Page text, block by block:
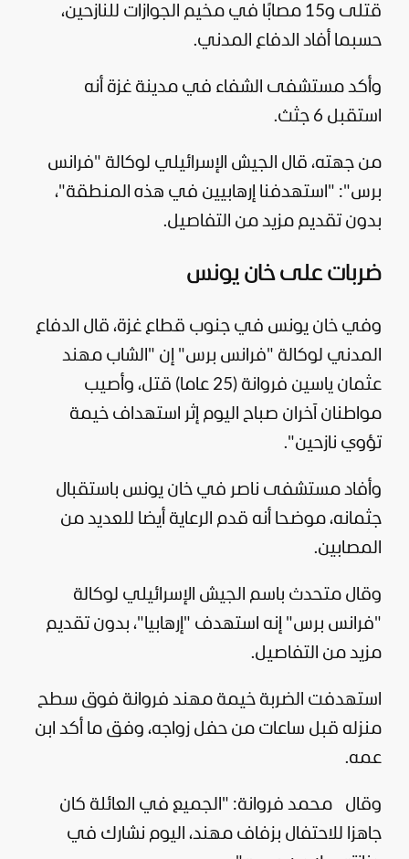
قتلى و15 مصابًا في مخيم الجوازات للنازحين،
حسبما أفاد الدفاع المدني.
وأكد مستشفى الشفاء في مدينة غزة أنه
استقبل 6 جثث.
من جهته، قال الجيش الإسرائيلي لوكالة "فرانس
برس": "استهدفنا إرهابيين في هذه المنطقة"،
بدون تقديم مزيد من التفاصيل.
ضربات على خان يونس
وفي خان يونس في جنوب قطاع غزة، قال الدفاع
المدني لوكالة "فرانس برس" إن "الشاب مهند
عثمان ياسين فروانة (25 عاما) قتل، وأصيب
مواطنان آخران صباح اليوم إثر استهداف خيمة
تؤوي نازحين".
وأفاد مستشفى ناصر في خان يونس باستقبال
جثمانه، موضحا أنه قدم الرعاية أيضا للعديد من
المصابين.
وقال متحدث باسم الجيش الإسرائيلي لوكالة
"فرانس برس" إنه استهدف "إرهابيا"، بدون تقديم
مزيد من التفاصيل.
استهدفت الضربة خيمة مهند فروانة فوق سطح
منزله قبل ساعات من حفل زواجه، وفق ما أكد ابن
عمه.
وقال محمد فروانة: "الجميع في العائلة كان
جاهزا للاحتفال بزفاف مهند، اليوم نشارك في